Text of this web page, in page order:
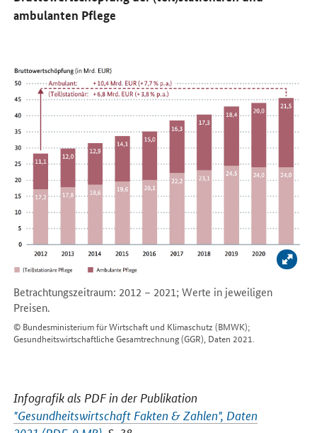
ambulanten Pflege
Bild
Betrachtungszeitraum: 2012 – 2021; Werte in jeweiligen
Preisen.
© Bundesministerium für Wirtschaft und Klimaschutz (BMWK);
Gesundheitswirtschaftliche Gesamtrechnung (GGR), Daten 2021.
Infografik als PDF in der Publikation
"Gesundheitswirtschaft Fakten & Zahlen", Daten